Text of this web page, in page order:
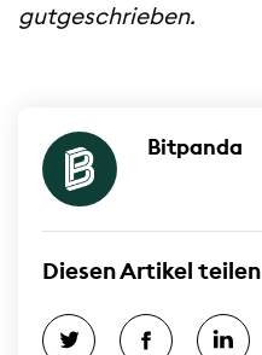
gutgeschrieben.
Bitpanda
Diesen Artikel teilen